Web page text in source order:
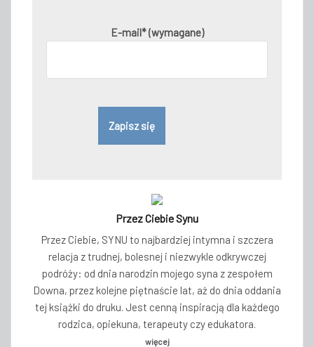
E-mail* (wymagane)
Przez Ciebie Synu
Przez Ciebie, SYNU to najbardziej intymna i szczera
relacja z trudnej, bolesnej i niezwykle odkrywczej
podróży: od dnia narodzin mojego syna z zespołem
Downa, przez kolejne piętnaście lat, aż do dnia oddania
tej książki do druku. Jest cenną inspiracją dla każdego
rodzica, opiekuna, terapeuty czy edukatora.
więcej